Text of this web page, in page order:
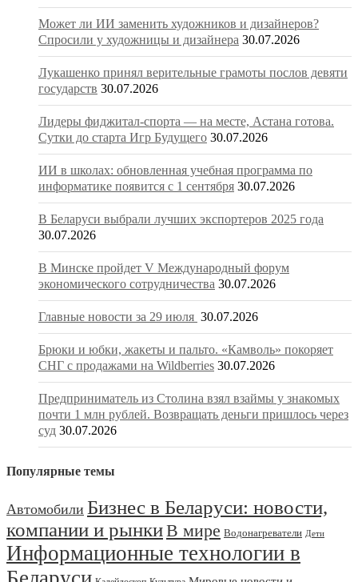
Может ли ИИ заменить художников и дизайнеров?
Спросили у художницы и дизайнера 30.07.2026
Лукашенко принял верительные грамоты послов девяти
государств 30.07.2026
Лидеры фиджитал-спорта — на месте, Астана готова.
Сутки до старта Игр Будущего 30.07.2026
ИИ в школах: обновленная учебная программа по
информатике появится с 1 сентября 30.07.2026
В Беларуси выбрали лучших экспортеров 2025 года
30.07.2026
В Минске пройдет V Международный форум
экономического сотрудничества 30.07.2026
Главные новости за 29 июля 30.07.2026
Брюки и юбки, жакеты и пальто. «Камволь» покоряет
СНГ с продажами на Wildberries 30.07.2026
Предприниматель из Столина взял взаймы у знакомых
почти 1 млн рублей. Возвращать деньги пришлось через
суд 30.07.2026
Популярные темы
Автомобили Бизнес в Беларуси: новости,
компании и рынкиВ мире Водонагреватели Дети
Информационные технологии в